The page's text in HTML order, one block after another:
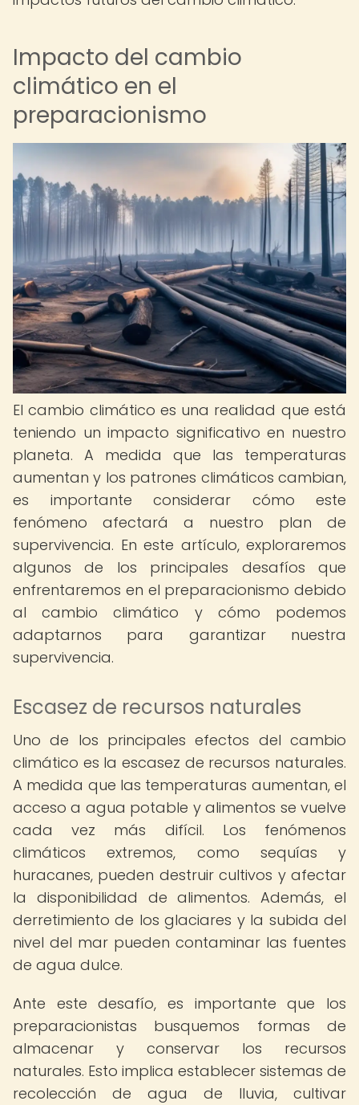
Impacto del cambio
climático en el
preparacionismo
El cambio climático es una realidad que está
teniendo un impacto significativo en nuestro
planeta. A medida que las temperaturas
aumentan y los patrones climáticos cambian,
es importante considerar cómo este
fenómeno afectará a nuestro plan de
supervivencia. En este artículo, exploraremos
algunos de los principales desafíos que
enfrentaremos en el preparacionismo debido
al cambio climático y cómo podemos
adaptarnos para garantizar nuestra
supervivencia.
Escasez de recursos naturales
Uno de los principales efectos del cambio
climático es la escasez de recursos naturales.
A medida que las temperaturas aumentan, el
acceso a agua potable y alimentos se vuelve
cada vez más difícil. Los fenómenos
climáticos extremos, como sequías y
huracanes, pueden destruir cultivos y afectar
la disponibilidad de alimentos. Además, el
derretimiento de los glaciares y la subida del
nivel del mar pueden contaminar las fuentes
de agua dulce.
Ante este desafío, es importante que los
preparacionistas busquemos formas de
almacenar y conservar los recursos
naturales. Esto implica establecer sistemas de
recolección de agua de lluvia, cultivar